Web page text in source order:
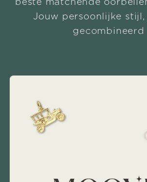
beste matchende
Jouw persoonlijke
gecombineerd